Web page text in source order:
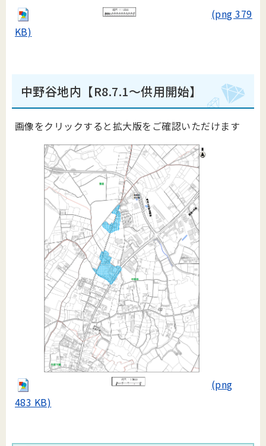
(png 379
KB)
中野谷地内【R8.7.1～供用開始】
画像をクリックすると拡大版をご確認いただけます
(png
483 KB)